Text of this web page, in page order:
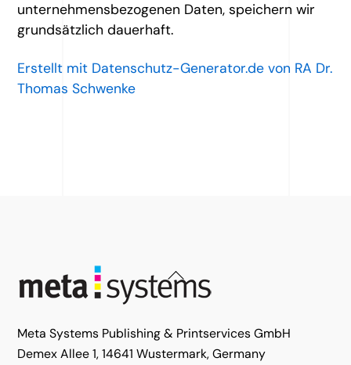
unternehmensbezogenen Daten, speichern wir
grundsätzlich dauerhaft.
Erstellt mit Datenschutz-Generator.de von RA Dr.
Thomas Schwenke
Back
Meta Systems Publishing & Printservices GmbH
Demex Allee 1, 14641 Wustermark, Germany